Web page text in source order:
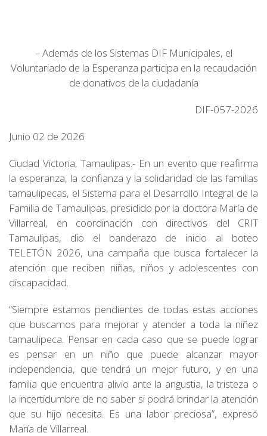
– Además de los Sistemas DIF Municipales, el
Voluntariado de la Esperanza participa en la recaudación
de donativos de la ciudadanía
DIF-057-2026
Junio 02 de 2026
Ciudad Victoria, Tamaulipas.- En un evento que reafirma
la esperanza, la confianza y la solidaridad de las familias
tamaulipecas, el Sistema para el Desarrollo Integral de la
Familia de Tamaulipas, presidido por la doctora María de
Villarreal, en coordinación con directivos del CRIT
Tamaulipas, dio el banderazo de inicio al boteo
TELETÓN 2026, una campaña que busca fortalecer la
atención que reciben niñas, niños y adolescentes con
discapacidad.
“Siempre estamos pendientes de todas estas acciones
que buscamos para mejorar y atender a toda la niñez
tamaulipeca. Pensar en cada caso que se puede lograr
es pensar en un niño que puede alcanzar mayor
independencia, que tendrá un mejor futuro, y en una
familia que encuentra alivio ante la angustia, la tristeza o
la incertidumbre de no saber si podrá brindar la atención
que su hijo necesita. Es una labor preciosa”, expresó
María de Villarreal.